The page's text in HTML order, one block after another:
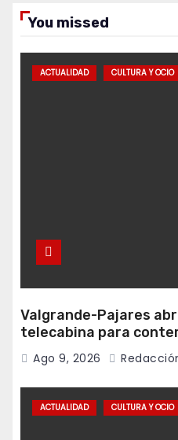
You missed
ACTUALIDAD CULTURA Y OCIO
Valgrande-Pajares
telecabina para
desde Cuitunigru
Ago 9, 2026
ACTUALIDAD CULTURA Y OCIO